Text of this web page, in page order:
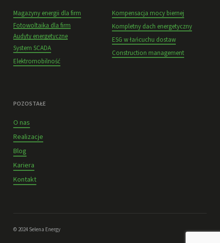
Magazyny energii dla firm
Fotowoltaika dla firm
Audyty energetyczne
System SCADA
Elektromobilność
Kompensacja mocy biernej
Kompletny dach energetyczny
ESG w łańcuchu dostaw
Construction management
POZOSTAŁE
O nas
Realizacje
Blog
Kariera
Kontakt
© 2024 Selena Energy